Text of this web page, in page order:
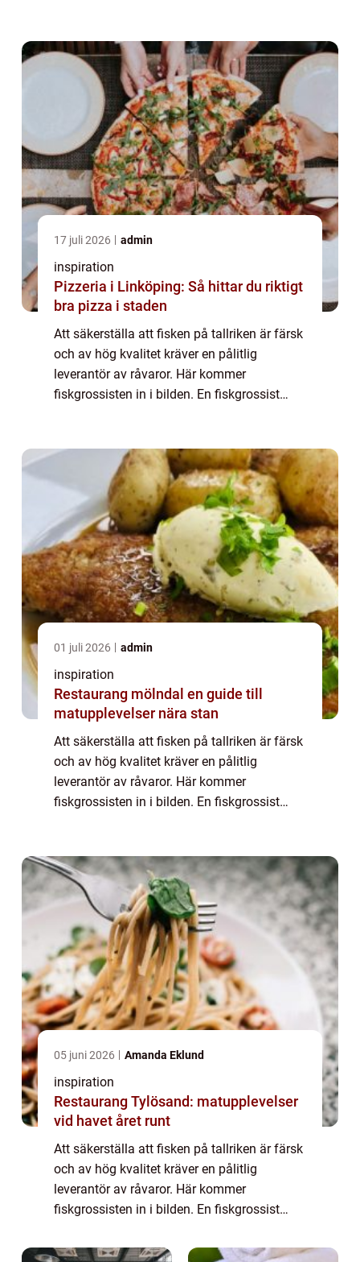
17 juli 2026 admin
inspiration
Pizzeria i Linköping: Så hittar du riktigt
bra pizza i staden
Att säkerställa att fisken på tallriken är färsk
och av hög kvalitet kräver en pålitlig
leverantör av råvaror. Här kommer
fiskgrossisten in i bilden. En fiskgrossist
01 juli 2026 admin
inspiration
Restaurang mölndal en guide till
matupplevelser nära stan
Att säkerställa att fisken på tallriken är färsk
och av hög kvalitet kräver en pålitlig
leverantör av råvaror. Här kommer
fiskgrossisten in i bilden. En fiskgrossist
05 juni 2026 Amanda Eklund
inspiration
Restaurang Tylösand: matupplevelser
vid havet året runt
Att säkerställa att fisken på tallriken är färsk
och av hög kvalitet kräver en pålitlig
leverantör av råvaror. Här kommer
fiskgrossisten in i bilden. En fiskgrossist